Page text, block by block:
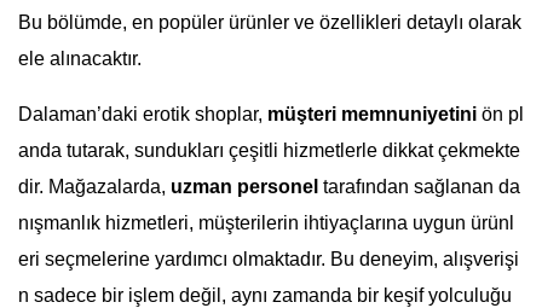
Bu bölümde, en popüler ürünler ve özellikleri detaylı olarak
ele alınacaktır.
Dalaman’daki erotik shoplar, müşteri memnuniyetini ön pl
anda tutarak, sundukları çeşitli hizmetlerle dikkat çekmekte
dir. Mağazalarda, uzman personel tarafından sağlanan da
nışmanlık hizmetleri, müşterilerin ihtiyaçlarına uygun ürünl
eri seçmelerine yardımcı olmaktadır. Bu deneyim, alışverişi
n sadece bir işlem değil, aynı zamanda bir keşif yolculuğu